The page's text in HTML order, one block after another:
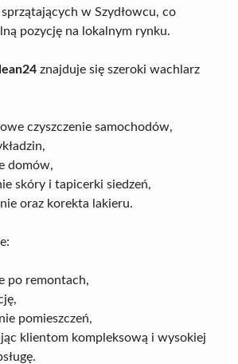
w Szydłowcu, co
pozycję na lokalnym rynku.
znajduje się szeroki wachlarz
czyszczenie samochodów,
domów,
skóry i tapicerki siedzeń,
oraz korekta lakieru.
po remontach,
pomieszczeń,
klientom kompleksową i wysokiej